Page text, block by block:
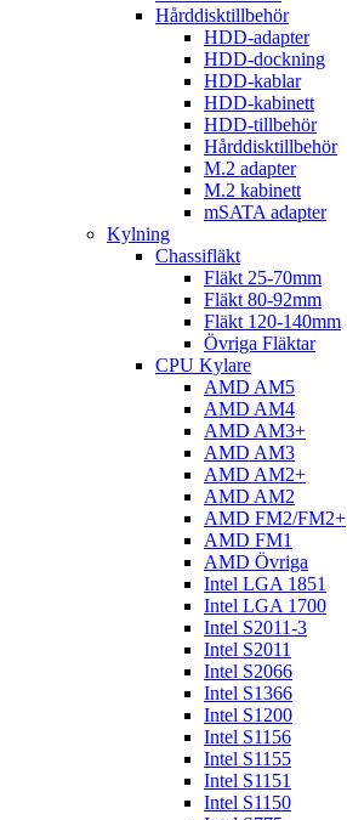
Hårddisktillbehör
HDD-adapter
HDD-dockning
HDD-kablar
HDD-kabinett
HDD-tillbehör
Hårddisktillbehör
M.2 adapter
M.2 kabinett
mSATA adapter
Kylning
Chassifläkt
Fläkt 25-70mm
Fläkt 80-92mm
Fläkt 120-140mm
Övriga Fläktar
CPU Kylare
AMD AM5
AMD AM4
AMD AM3+
AMD AM3
AMD AM2+
AMD AM2
AMD FM2/FM2+
AMD FM1
AMD Övriga
Intel LGA 1851
Intel LGA 1700
Intel S2011-3
Intel S2011
Intel S2066
Intel S1366
Intel S1200
Intel S1156
Intel S1155
Intel S1151
Intel S1150